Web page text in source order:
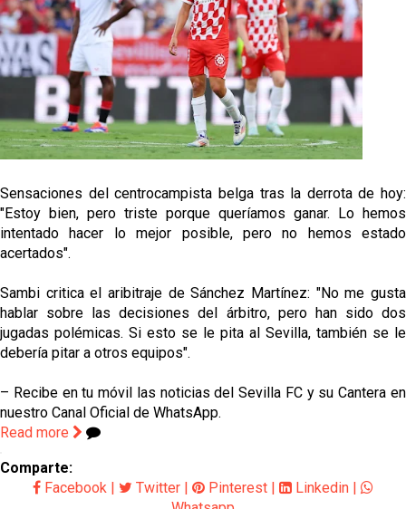
El Sevilla continúa con despidos y rechaza una
oferta de 420 millones por el club
El Sevilla FC cierra el fichaje de Robbie Ure
Crónica Pretemporada | Real Madrid 2-4 Sevilla FC
Femenino
La revolución de José Ignacio Navarro en el Sevilla
FC
Sensaciones del centrocampista belga tras la derrota de hoy:
"Estoy bien, pero triste porque queríamos ganar. Lo hemos
intentado hacer lo mejor posible, pero no hemos estado
acertados".
Sambi critica el aribitraje de Sánchez Martínez: "No me gusta
hablar sobre las decisiones del árbitro, pero han sido dos
jugadas polémicas. Si esto se le pita al Sevilla, también se le
debería pitar a otros equipos".
– Recibe en tu móvil las noticias del Sevilla FC y su Cantera en
nuestro Canal Oficial de WhatsApp.
Read more
Comparte:
Facebook | Twitter | Pinterest | Linkedin |